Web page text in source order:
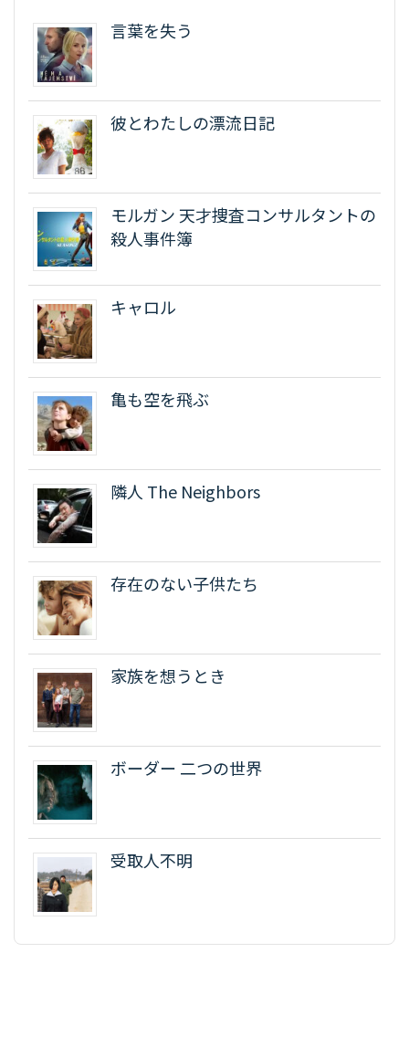
言葉を失う
彼とわたしの漂流日記
モルガン 天才捜査コンサルタントの
殺人事件簿
キャロル
亀も空を飛ぶ
隣人 The Neighbors
存在のない子供たち
家族を想うとき
ボーダー 二つの世界
受取人不明